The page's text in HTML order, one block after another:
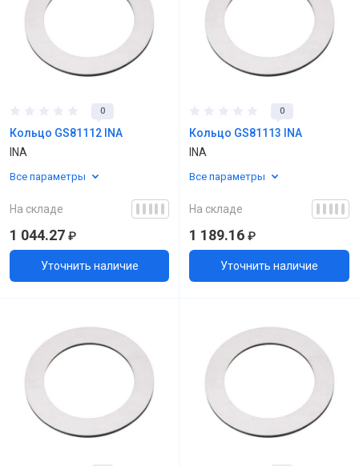
0
Кольцо GS81112 INA
INA
Все параметры
На складе
1 044.27 ₽
Уточнить наличие
0
Кольцо GS81113 INA
INA
Все параметры
На складе
1 189.16 ₽
Уточнить наличие